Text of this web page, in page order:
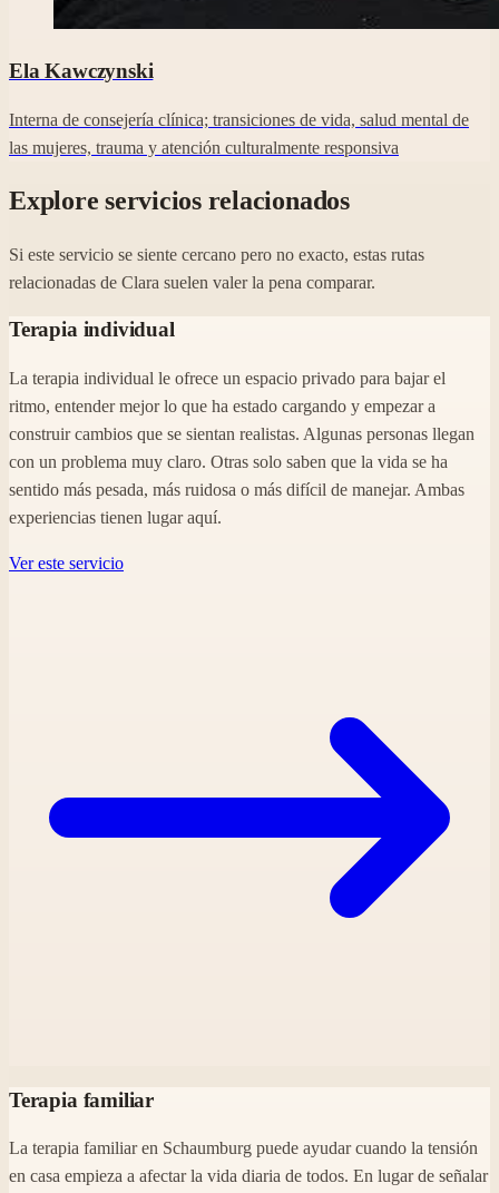
Ela Kawczynski
Interna de consejería clínica; transiciones de vida, salud mental de
las mujeres, trauma y atención culturalmente responsiva
Explore servicios relacionados
Si este servicio se siente cercano pero no exacto, estas rutas
relacionadas de Clara suelen valer la pena comparar.
Terapia individual
La terapia individual le ofrece un espacio privado para bajar el
ritmo, entender mejor lo que ha estado cargando y empezar a
construir cambios que se sientan realistas. Algunas personas llegan
con un problema muy claro. Otras solo saben que la vida se ha
sentido más pesada, más ruidosa o más difícil de manejar. Ambas
experiencias tienen lugar aquí.
Ver este servicio
Terapia familiar
La terapia familiar en Schaumburg puede ayudar cuando la tensión
en casa empieza a afectar la vida diaria de todos. En lugar de señalar